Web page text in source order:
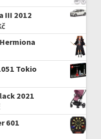
III 2012
Tokio
2021
601